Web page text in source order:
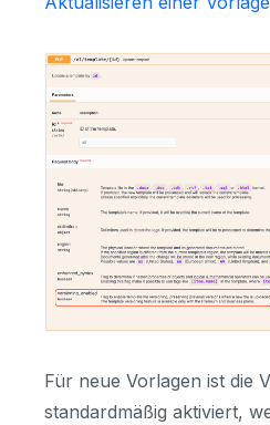
Für neue Vorlagen ist die
standardmäßig aktiviert,